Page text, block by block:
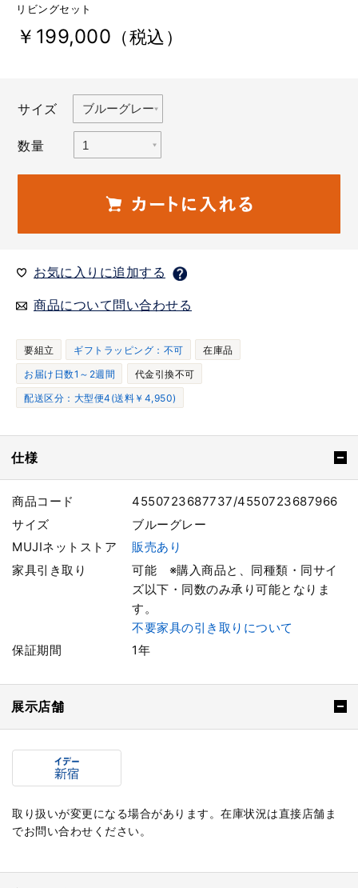
リビングセット
￥199,000 （税込）
サイズ
数量
お気に入りに追加する
商品について問い合わせる
要組立 ギフトラッピング：不可
在庫品
お届け日数1～2週間
代金引換不可
配送区分：大型便4(送料￥4,950)
仕様
商品コード
4550723687737/4550723687966
サイズ
ブルーグレー
MUJIネットストア
販売あり
家具引き取り
可能 ※購入商品と、同種類・同サイ
ズ以下・同数のみ承り可能となりま
す。
不要家具の引き取りについて
保証期間
1年
展示店舗
取り扱いが変更になる場合があります。在庫状況は直接店舗ま
でお問い合わせください。